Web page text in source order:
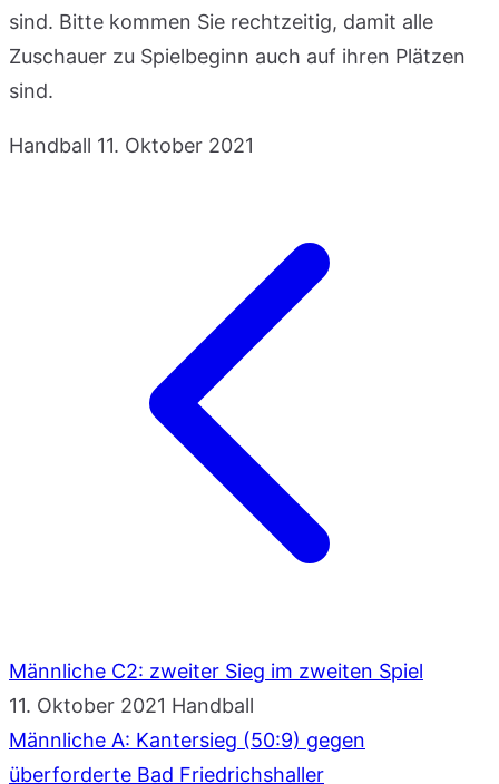
sind. Bitte kommen Sie rechtzeitig, damit alle
Zuschauer zu Spielbeginn auch auf ihren Plätzen
sind.
Handball 11. Oktober 2021
Männliche C2: zweiter Sieg im zweiten Spiel
11. Oktober 2021 Handball
Männliche A: Kantersieg (50:9) gegen
überforderte Bad Friedrichshaller